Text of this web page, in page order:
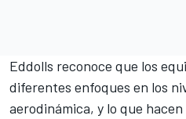
Eddolls reconoce que los
diferentes enfoques en los
aerodinámica, y lo que